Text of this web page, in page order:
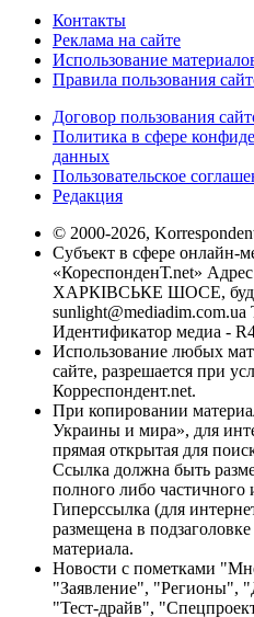
Контакты
Реклама на сайте
Использование
Правила пользования
Договор пользования
Политика в сфере
данных
Пользовательское
Редакция
© 2000-2026,
Субъект в сфере онлайн-
«КореспонденТ.net»
ХАРКІВСЬКЕ ШОСЕ,
sunlight@mediadim.com.ua
Идентификатор медиа -
Использование любых
сайте, разрешается при
Корреспондент.net.
При копировании
Украины и мира», для
прямая открытая для
Ссылка должна быть
полного либо частичного
Гиперссылка (для
размещена в
материала.
Новости с пометками
"Заявление", "Регионы",
"Тест-драйв",